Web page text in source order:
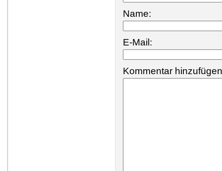
Name:
E-Mail:
Kommentar